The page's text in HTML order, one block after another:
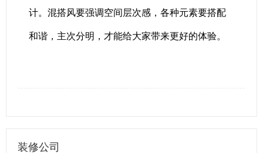
计。混搭风要强调空间层次感，各种元素要搭配
和谐，主次分明，才能给大家带来更好的体验。
装修公司